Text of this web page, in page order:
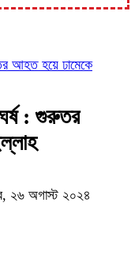
আহত হয়ে ঢামেকে
: গুরুতর
২৬ অগাস্ট ২০২৪